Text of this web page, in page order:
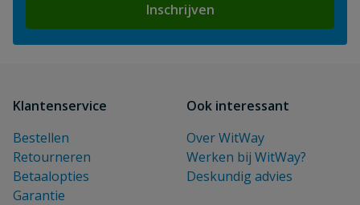
Inschrijven
Klantenservice
Bestellen
Retourneren
Betaalopties
Garantie
Ook interessant
Over WitWay
Werken bij WitWay?
Deskundig advies